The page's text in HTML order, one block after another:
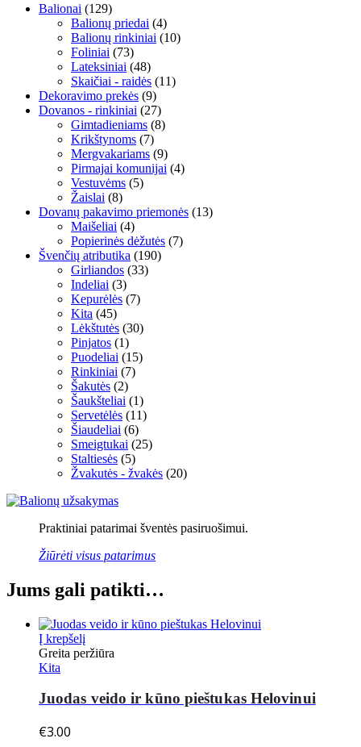
Balionai (129)
Balionų priedai (4)
Balionų rinkiniai (10)
Foliniai (73)
Lateksiniai (48)
Skaičiai - raidės (11)
Dekoravimo prekės (9)
Dovanos - rinkiniai (27)
Gimtadieniams (8)
Krikštynoms (7)
Mergvakariams (9)
Pirmajai komunijai (4)
Vestuvėms (5)
Žaislai (8)
Dovanų pakavimo priemonės (13)
Maišeliai (4)
Popierinės dėžutės (7)
Švenčių atributika (190)
Girliandos (33)
Indeliai (3)
Kepurėlės (7)
Kita (45)
Lėkštutės (30)
Pinjatos (1)
Puodeliai (15)
Rinkiniai (7)
Šakutės (2)
Šaukšteliai (1)
Servetėlės (11)
Šiaudeliai (6)
Smeigtukai (25)
Staltiesės (5)
Žvakutės - žvakės (20)
Praktiniai patarimai šventės pasiruošimui.
Žiūrėti visus patarimus
Jums gali patikti…
Į krepšelį
Greita peržiūra
Kita
Juodas veido ir kūno pieštukas Helovinui
€3.00